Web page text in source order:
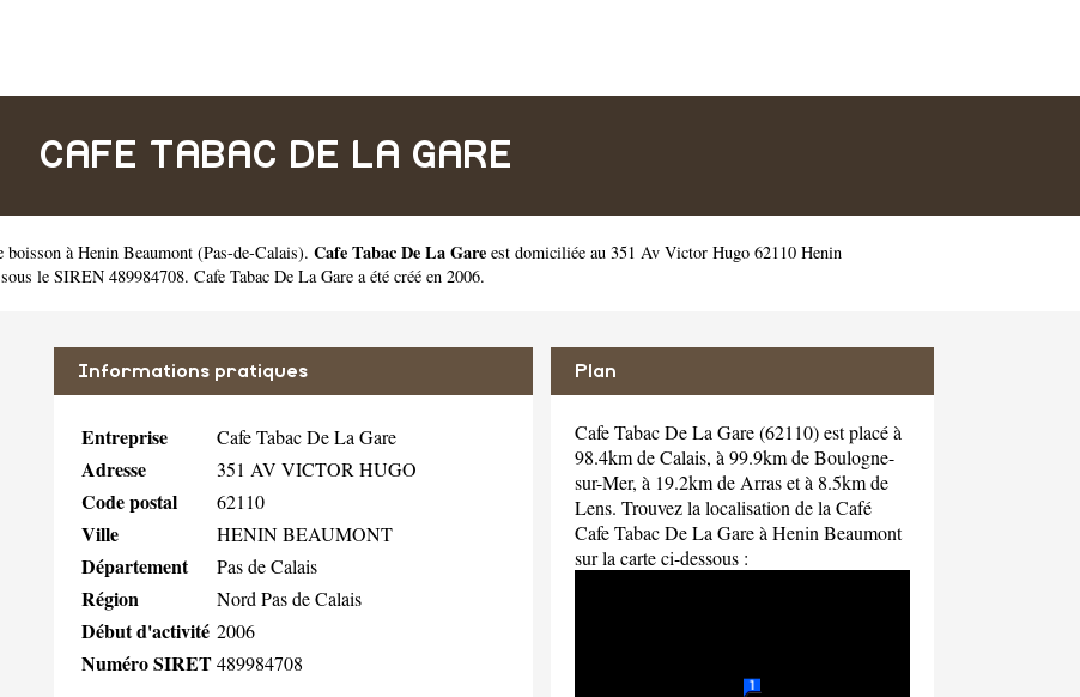
CAFE TABAC DE LA GARE
boisson à Henin Beaumont (Pas-de-Calais). Cafe Tabac De La Gare est domiciliée au 351 Av Victor Hugo 62110 Henin
le SIREN 489984708. Cafe Tabac De La Gare a été créé en 2006.
Informations pratiques
Entreprise Cafe Tabac De La Gare
Adresse 351 AV VICTOR HUGO
Code postal 62110
Ville HENIN BEAUMONT
Département Pas de Calais
Région Nord Pas de Calais
Début d'activité 2006
Numéro SIRET489984708
Plan
Cafe Tabac De La Gare (62110) est placé à
98.4km de Calais, à 99.9km de Boulogne-
sur-Mer, à 19.2km de Arras et à 8.5km de
Lens. Trouvez la localisation de la Café
Cafe Tabac De La Gare à Henin Beaumont
sur la carte ci-dessous :